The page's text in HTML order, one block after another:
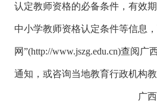
认定教师资格的必备条件，有效
中小学教师资格认定条件等信息
网”(http://www.jszg.edu.cn)查阅广
通知，或咨询当地教育行政机构教
广